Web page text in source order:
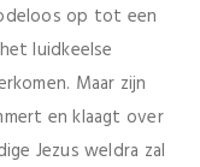
op tot een
luidkeelse
Maar zijn
en klaagt over
Jezus weldra zal